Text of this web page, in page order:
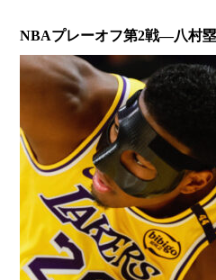
NBAプレーオフ第2戦―八村